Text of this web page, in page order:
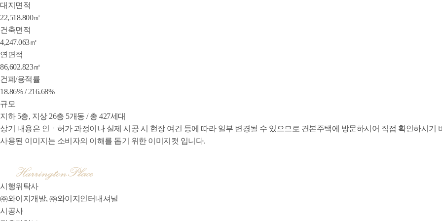
대지면적
22,518.800㎡
건축면적
4,247.063㎡
연면적
86,602.823㎡
건폐/용적률
18.86% / 216.68%
규모
지하 5층, 지상 26층 5개동 / 총 427세대
상기 내용은 인ㆍ허가 과정이나 실제 시공 시 현장 여건 등에 따라 일부 변경될 수 있으므로 견본주택에 방문하시어 직접 확인하시기
사용된 이미지는 소비자의 이해를 돕기 위한 이미지컷 입니다.
시행위탁사
㈜와이지개발, ㈜와이지인터내셔널
시공사